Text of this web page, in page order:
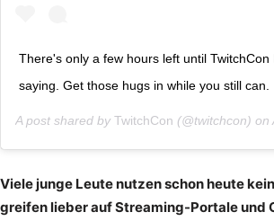
There's only a few hours left until
saying. Get those hugs in while you still can.
A post shared by TwitchCon (@twitchcon) on
Viele junge Leute nutzen schon heute
greifen lieber auf Streaming-Portale und